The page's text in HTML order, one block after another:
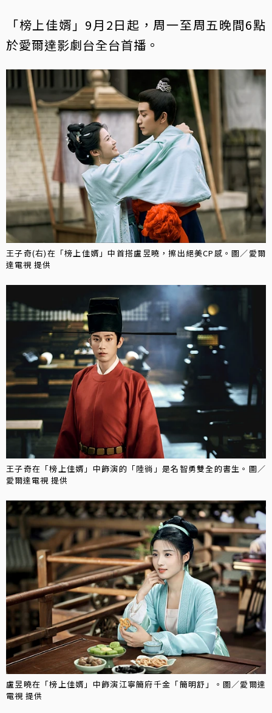
「榜上佳婿」9月2日起，周一至周五晚間6點
於愛爾達影劇台全台首播。
王子奇(右)在「榜上佳婿」中首搭盧昱曉，擦出絕美CP感。圖／愛爾
達電視 提供
王子奇在「榜上佳婿」中飾演的「陸徜」是名智勇雙全的書生。圖／
愛爾達電視 提供
盧昱曉在「榜上佳婿」中飾演江寧簡府千金「簡明舒」。圖／愛爾達
電視 提供